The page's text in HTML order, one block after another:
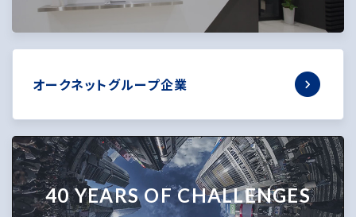
オークネットグループ企業
40 YEARS OF CHALLENGES